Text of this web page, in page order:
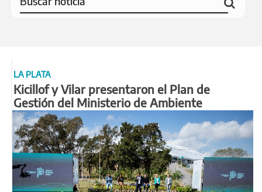
LA PLATA
Kicillof y Vilar presentaron el Plan de
Gestión del Ministerio de Ambiente